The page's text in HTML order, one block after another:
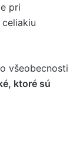
pri
všeobecnosti
ktoré sú